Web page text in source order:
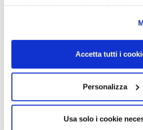
Accetta tutti i
Personalizza
Usa solo i cookie
OAKLEY, OCCHIALE DA
SOLE
Occhiale OAKLEY 0OO9060
11-161 29